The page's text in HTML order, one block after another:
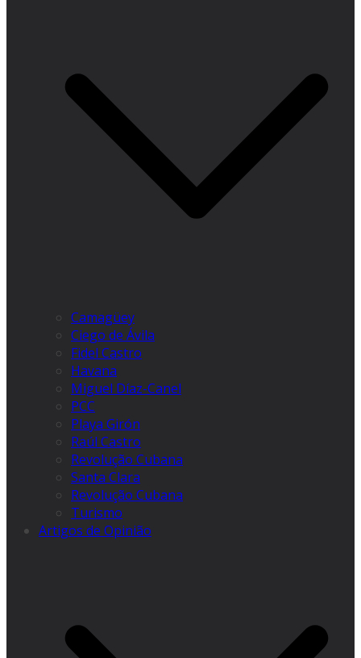
Camagüey
Ciego de Ávila
Fidel Castro
Havana
Miguel Díaz-Canel
PCC
Playa Girón
Raúl Castro
Revolução Cubana
Santa Clara
Revolução Cubana
Turismo
Artigos de Opinião